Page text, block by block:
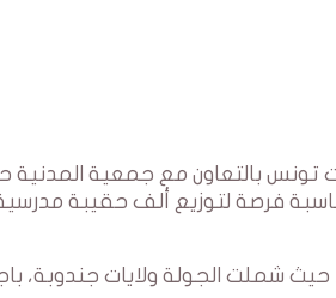
تونس بالتعاون مع جمعية المدنية
فرصة لتوزيع ألف حقيبة
عملية التوزيع من 17 إلى 20 سبتمبر 2024، حيث شملت الجولة